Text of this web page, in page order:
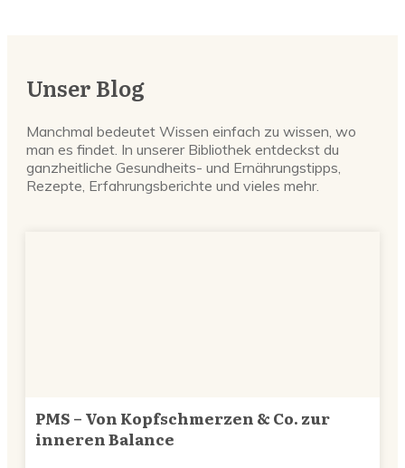
Unser Blog
Manchmal bedeutet Wissen einfach zu wissen, wo
man es findet. In unserer Bibliothek entdeckst du
ganzheitliche Gesundheits- und Ernährungstipps,
Rezepte, Erfahrungsberichte und vieles mehr.
PMS – Von Kopfschmerzen & Co. zur
inneren Balance